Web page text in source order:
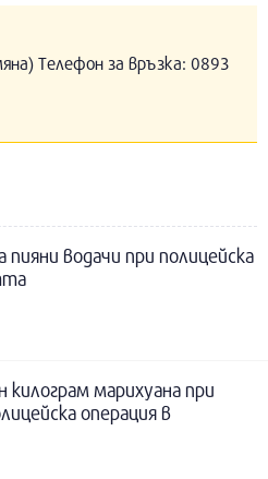
Телефон за връзка: 0893
водачи при полицейска
килограм марихуана при
операция в